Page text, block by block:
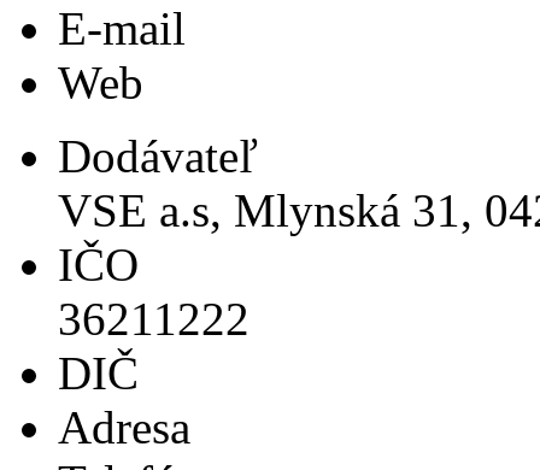
E-mail
Web
Dodávateľ
VSE a.s, Mlynská 31,
IČO
36211222
DIČ
Adresa